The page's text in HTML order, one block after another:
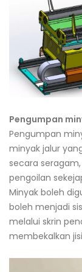
Pengumpan
Pengumpan
minyak jalur
secara
pengoilan
Minyak boleh
boleh menjadi
melalui skrin
membekalkan